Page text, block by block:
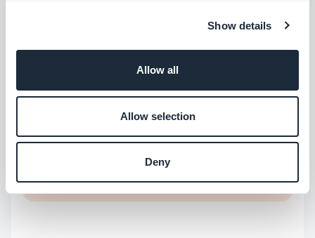
Show details
Allow all
Allow selection
Deny